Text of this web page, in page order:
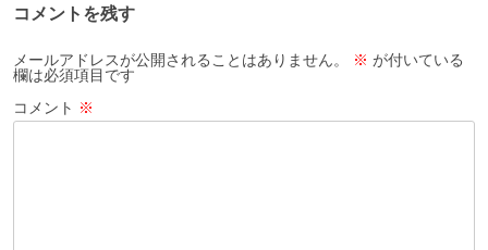
コメントを残す
メールアドレスが公開されることはありません。 ※ が付いている
欄は必須項目です
コメント ※